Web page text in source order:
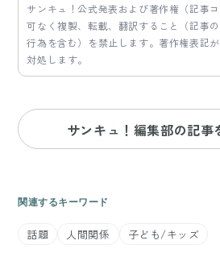
サンキュ！公式発表および著作権（記事
可なく複製、転載、翻訳すること（記事
行為を含む）を禁止します。著作権表記
対処します。
サンキュ！編集部の記事
関連するキーワード
話題 人間関係 子ども/キッズ